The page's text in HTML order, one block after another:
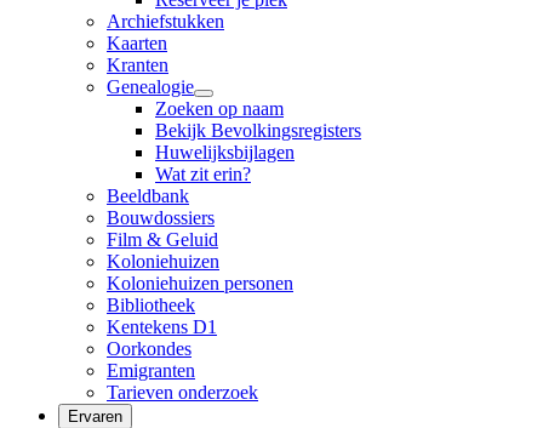
Archiefstukken
Kaarten
Kranten
Genealogie
Zoeken op naam
Bekijk Bevolkingsregisters
Huwelijksbijlagen
Wat zit erin?
Beeldbank
Bouwdossiers
Film & Geluid
Koloniehuizen
Koloniehuizen personen
Bibliotheek
Kentekens D1
Oorkondes
Emigranten
Tarieven onderzoek
Ervaren